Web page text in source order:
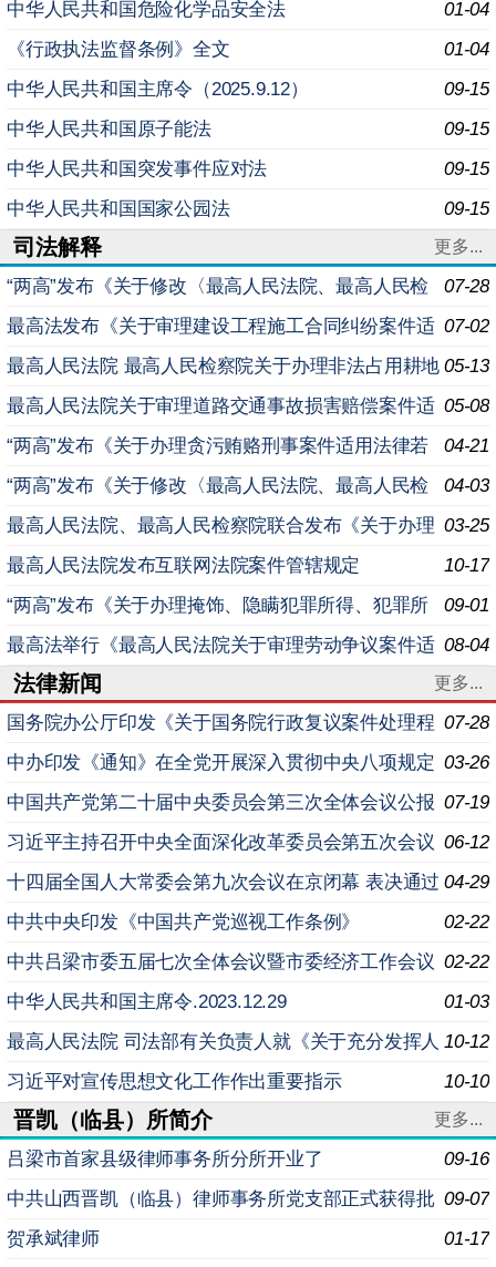
01-04
中华人民共和国危险化学品安全法
01-04
《行政执法监督条例》全文
09-15
中华人民共和国主席令（2025.9.12）
09-15
中华人民共和国原子能法
09-15
中华人民共和国突发事件应对法
09-15
中华人民共和国国家公园法
司法解释 更多...
07-28
“两高”发布《关于修改〈最高人民法院、最高人民检
察院关于办理内幕交易、泄露内幕信息刑事案件具体应用
法
07-02
最高法发布《关于审理建设工程施工合同纠纷案件适
用法律问题的解释（二）》
05-13
最高人民法院 最高人民检察院关于办理非法占用耕地
案件适用法律若干问题的规定
05-08
最高人民法院关于审理道路交通事故损害赔偿案件适
用法律若干问题的解释（二）
04-21
“两高”发布《关于办理贪污贿赂刑事案件适用法律若
干问题的解释（二）》
04-03
“两高”发布《关于修改〈最高人民法院、最高人民检
察院关于办理环境污染刑事案件适用法律若干问题的解
释〉
03-25
最高人民法院、最高人民检察院联合发布《关于办理
民事支持起诉案件若干问题的指导意见》
10-17
最高人民法院发布互联网法院案件管辖规定
09-01
“两高”发布《关于办理掩饰、隐瞒犯罪所得、犯罪所
得收益刑事案件适用法律若干问题的解释》（全文） 08-04
最高法举行《最高人民法院关于审理劳动争议案件适
用法律问题的解释（二）》新闻发布会 就业是民生之本、
发
法律新闻 更多...
07-28
国务院办公厅印发《关于国务院行政复议案件处理程
序的若干规定》的通知
03-26
中办印发《通知》在全党开展深入贯彻中央八项规定
精神学习教育
07-19
中国共产党第二十届中央委员会第三次全体会议公报
06-12
习近平主持召开中央全面深化改革委员会第五次会议
04-29
十四届全国人大常委会第九次会议在京闭幕 表决通过
学位法、关税法等 习近平签署主席令予以公布
02-22
中共中央印发《中国共产党巡视工作条例》
02-22
中共吕梁市委五届七次全体会议暨市委经济工作会议
召开 会议由市委常委会主持 孙大军讲话
01-03
中华人民共和国主席令.2023.12.29
10-12
最高人民法院 司法部有关负责人就《关于充分发挥人
民调解基础性作用 推进诉源治理的意见》答记者问
10-10
习近平对宣传思想文化工作作出重要指示
晋凯（临县）所简介 更多...
09-16
吕梁市首家县级律师事务所分所开业了
09-07
中共山西晋凯（临县）律师事务所党支部正式获得批
复
01-17
贺承斌律师